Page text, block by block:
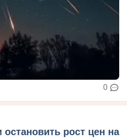
0
рост цен на